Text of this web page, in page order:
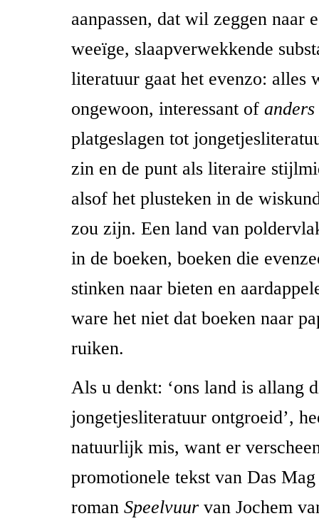
aanpassen, dat wil zeggen naar
weeïge, slaapverwekkende
literatuur gaat het evenzo: alles
ongewoon, interessant of anders
platgeslagen tot
zin en de punt als literaire
alsof het plusteken in de
zou zijn. Een land van
in de boeken, boeken die
stinken naar bieten en
ware het niet dat boeken naar
ruiken.
Als u denkt: ‘ons land is allang
jongetjesliteratuur ontgroeid’,
natuurlijk mis, want er
promotionele tekst van Das
roman Speelvuur van Jochem